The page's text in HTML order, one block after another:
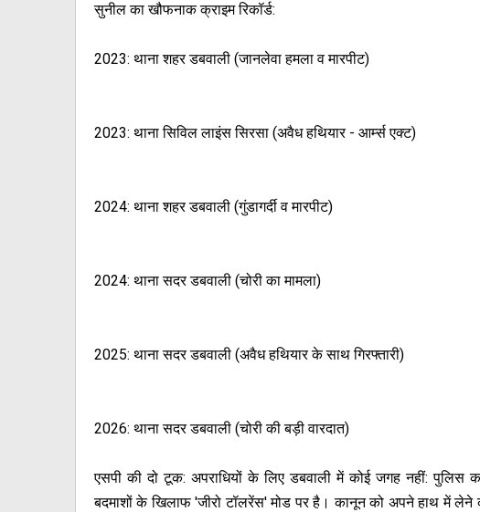
सुनील का खौफनाक क्राइम रिकॉर्ड:
2023: थाना शहर डबवाली (जानलेवा हमला व मारपीट)
2023: थाना सिविल लाइंस सिरसा (अवैध हथियार - आर्म्स एक्ट)
2024: थाना शहर डबवाली (गुंडागर्दी व मारपीट)
2024: थाना सदर डबवाली (चोरी का मामला)
2025: थाना सदर डबवाली (अवैध हथियार के साथ गिरफ्तारी)
2026: थाना सदर डबवाली (चोरी की बड़ी वारदात)
एसपी की दो टूक: अपराधियों के लिए डबवाली में कोई जगह नहीं:
बदमाशों के खिलाफ 'जीरो टॉलरेंस' मोड पर है। कानून को अपने हाथ में लेने